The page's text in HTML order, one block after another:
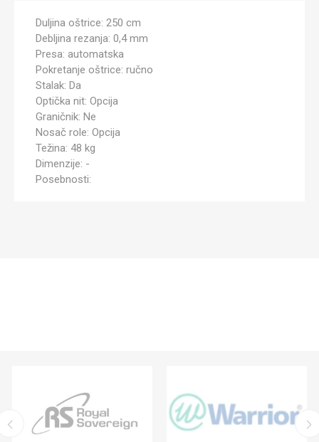
Duljina oštrice: 250 cm
Debljina rezanja: 0,4 mm
Presa: automatska
Pokretanje oštrice: ručno
Stalak: Da
Optička nit: Opcija
Graničnik: Ne
Nosač role: Opcija
Težina: 48 kg
Dimenzije: -
Posebnosti: